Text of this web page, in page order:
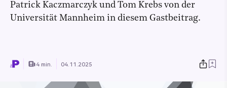
Patrick Kaczmarczyk und Tom Krebs von der
Universität Mannheim in diesem Gastbeitrag.
4 min. 04.11.2025